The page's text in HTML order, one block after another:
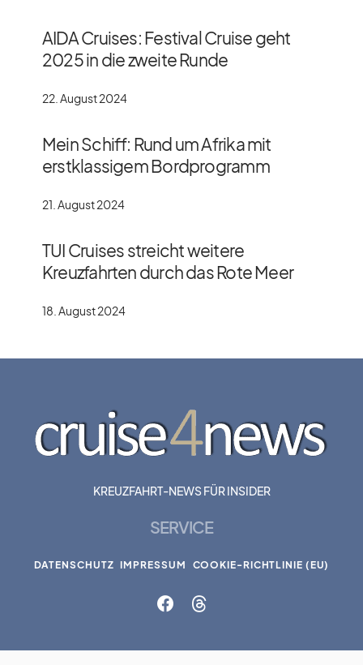
AIDA Cruises: Festival Cruise geht
2025 in die zweite Runde
22. August 2024
Mein Schiff: Rund um Afrika mit
erstklassigem Bordprogramm
21. August 2024
TUI Cruises streicht weitere
Kreuzfahrten durch das Rote Meer
18. August 2024
KREUZFAHRT-NEWS FÜR INSIDER
SERVICE
DATENSCHUTZ IMPRESSUM COOKIE-RICHTLINIE (EU)